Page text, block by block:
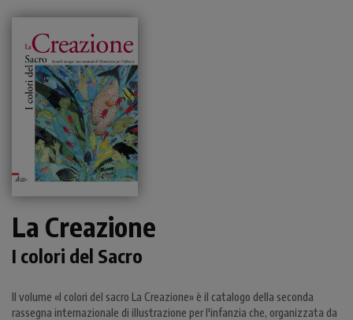
La Creazione
I colori del Sacro
Il volume «I colori del sacro La Creazione» è il catalogo della seconda
rassegna internazionale di illustrazione per l'infanzia che, organizzata da